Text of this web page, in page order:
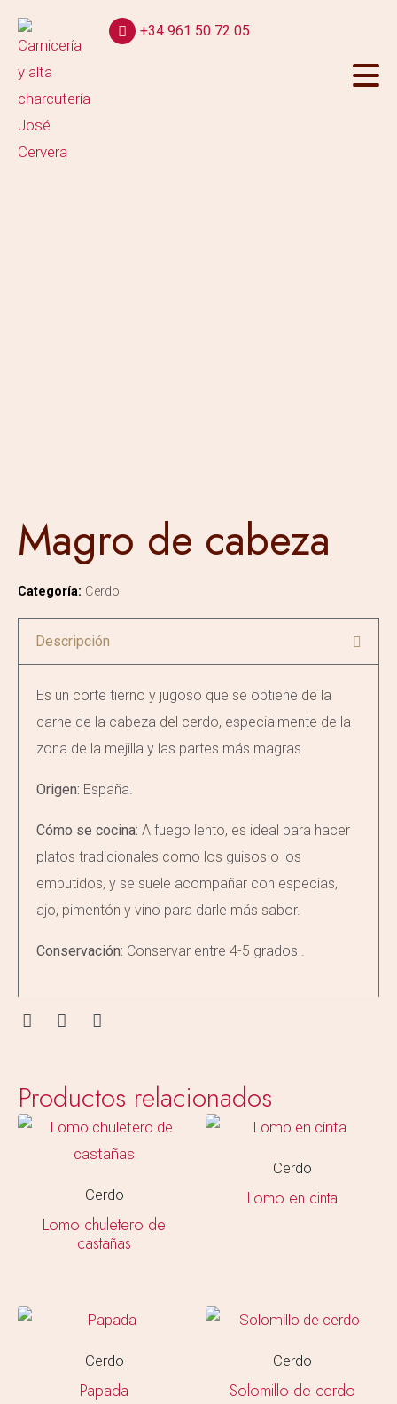
+34 961 50 72 05
Magro de cabeza
Categoría: Cerdo
Descripción
Es un corte tierno y jugoso que se obtiene de la
carne de la cabeza del cerdo, especialmente de la
zona de la mejilla y las partes más magras.
Origen: España.
Cómo se cocina: A fuego lento, es ideal para hacer
platos tradicionales como los guisos o los
embutidos, y se suele acompañar con especias,
ajo, pimentón y vino para darle más sabor.
Conservación: Conservar entre 4-5 grados .
Productos relacionados
Cerdo
Lomo chuletero de
castañas
Cerdo
Lomo en cinta
Cerdo
Papada
Cerdo
Solomillo de cerdo